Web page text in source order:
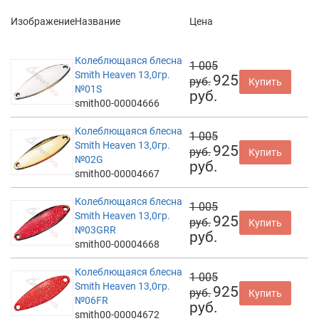
ИзображениеНазвание Цена
Колеблющаяся блесна
Smith Heaven 13,0гр.
№01S
smith00-00004666
1 005
руб. 925
руб.
Купить
Колеблющаяся блесна
Smith Heaven 13,0гр.
№02G
smith00-00004667
1 005
руб. 925
руб.
Купить
Колеблющаяся блесна
Smith Heaven 13,0гр.
№03GRR
smith00-00004668
1 005
руб. 925
руб.
Купить
Колеблющаяся блесна
Smith Heaven 13,0гр.
№06FR
smith00-00004672
1 005
руб. 925
руб.
Купить